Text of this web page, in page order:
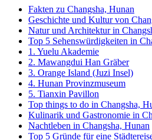
Fakten zu Changsha, Hunan
Geschichte und Kultur von
Natur und Architektur in
Top 5 Sehenswürdigkeiten in
1. Yuelu Akademie
2. Mawangdui Han Gräber
3. Orange Island (Juzi Insel)
4. Hunan Provinzmuseum
5. Tianxin Pavillon
Top things to do in Changsha,
Kulinarik und Gastronomie in
Nachtleben in Changsha, Hunan
Top 5 Gründe für eine